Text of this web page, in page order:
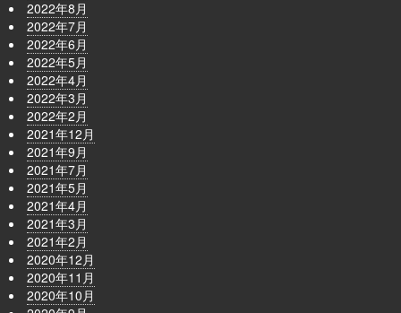
2022年8月
2022年7月
2022年6月
2022年5月
2022年4月
2022年3月
2022年2月
2021年12月
2021年9月
2021年7月
2021年5月
2021年4月
2021年3月
2021年2月
2020年12月
2020年11月
2020年10月